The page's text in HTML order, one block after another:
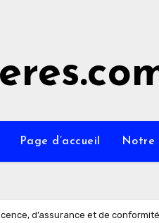
Page d’accueil Notre
d’assurance et de conformité